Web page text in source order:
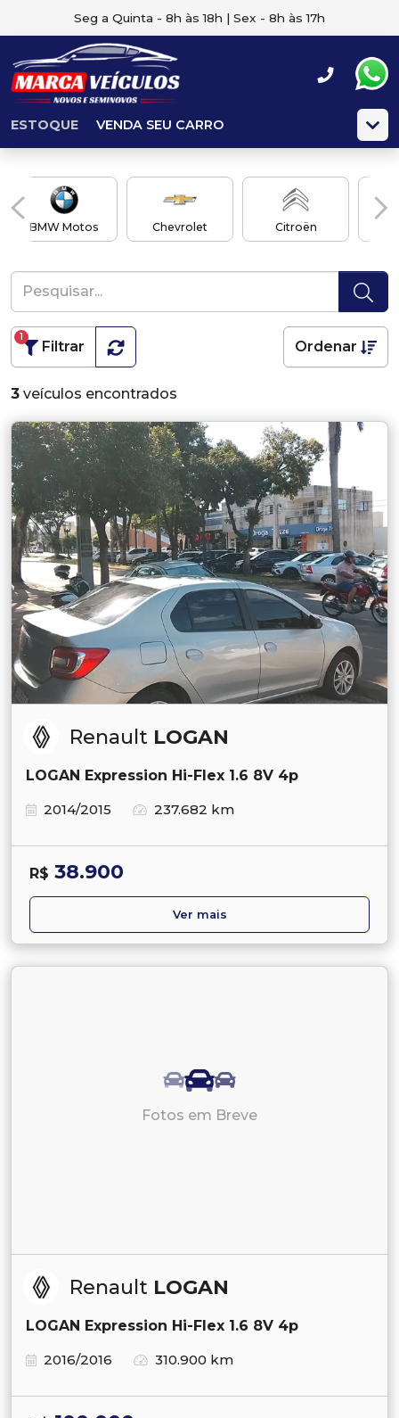
Seg a Quinta - 8h às 18h | Sex - 8h às 17h
ESTOQUE VENDA SEU CARRO
BMW Motos Chevrolet Citroën
Filtrar
1
Ordenar
3 veículos encontrados
Renault LOGAN
LOGAN Expression Hi-Flex 1.6 8V 4p
2014/2015
237.682 km
R$ 38.900
Ver mais
Fotos em Breve
Renault LOGAN
LOGAN Expression Hi-Flex 1.6 8V 4p
2016/2016
310.900 km